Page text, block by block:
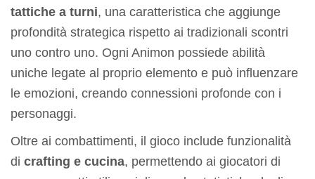
tattiche a turni, una caratteristica che aggiunge
profondità strategica rispetto ai tradizionali scontri
uno contro uno. Ogni Animon possiede abilità
uniche legate al proprio elemento e può influenzare
le emozioni, creando connessioni profonde con i
personaggi.
Oltre ai combattimenti, il gioco include funzionalità
di crafting e cucina, permettendo ai giocatori di